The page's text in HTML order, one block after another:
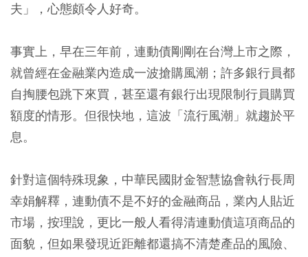
夫」，心態頗令人好奇。
事實上，早在三年前，連動債剛剛在台灣上市之際，
就曾經在金融業內造成一波搶購風潮；許多銀行員都
自掏腰包跳下來買，甚至還有銀行出現限制行員購買
額度的情形。但很快地，這波「流行風潮」就趨於平
息。
針對這個特殊現象，中華民國財金智慧協會執行長周
幸娟解釋，連動債不是不好的金融商品，業內人貼近
市場，按理說，更比一般人看得清連動債這項商品的
面貌，但如果發現近距離都還搞不清楚產品的風險、